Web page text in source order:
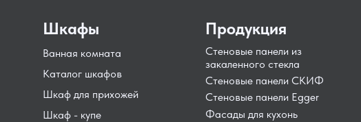
Стеновые панели из
закаленного стекла
Фасады для кухонь
Стеновые панели СКИФ
Стеновые панели Egger
Шкаф для прихожей
Шкаф - купе
Каталог шкафов
Ванная комната
Шкафы Продукция